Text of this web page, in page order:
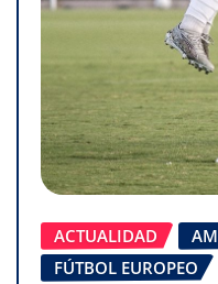
ACTUALIDAD
FÚTBOL EUROPEO